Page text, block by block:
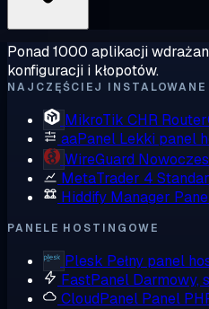
Ponad 1000 aplikacji
konfiguracji i kłopotów.
NAJCZĘŚCIEJ INSTALOWANE
MikroTik CHR
aaPanel Lekki panel
WireGuard
MetaTrader 4
Hiddify Manager
PANELE HOSTINGOWE
Plesk Pełny panel
FastPanel Darmowy,
CloudPanel Panel